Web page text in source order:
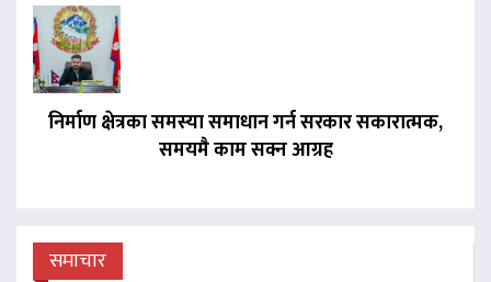
निर्माण क्षेत्रका समस्या समाधान गर्न सरकार सकारात्मक,
समयमै काम सक्न आग्रह
समाचार